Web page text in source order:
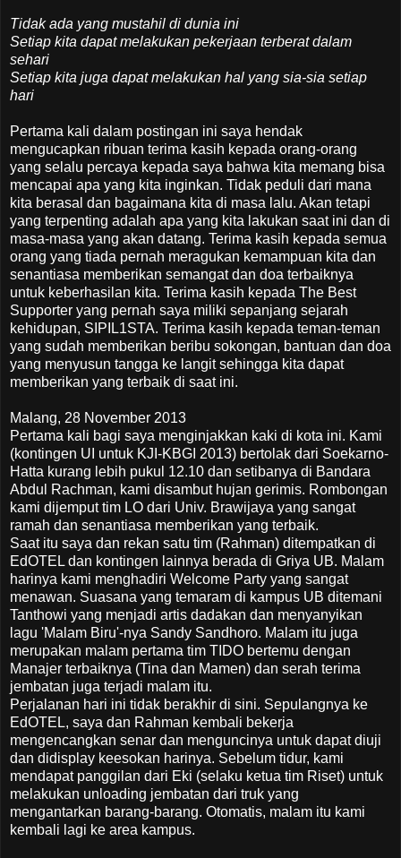
Tidak ada yang mustahil di dunia ini
Setiap kita dapat melakukan pekerjaan terberat dalam
sehari
Setiap kita juga dapat melakukan hal yang sia-sia setiap
hari
Pertama kali dalam postingan ini saya hendak
mengucapkan ribuan terima kasih kepada orang-orang
yang selalu percaya kepada saya bahwa kita memang bisa
mencapai apa yang kita inginkan. Tidak peduli dari mana
kita berasal dan bagaimana kita di masa lalu. Akan tetapi
yang terpenting adalah apa yang kita lakukan saat ini dan di
masa-masa yang akan datang. Terima kasih kepada semua
orang yang tiada pernah meragukan kemampuan kita dan
senantiasa memberikan semangat dan doa terbaiknya
untuk keberhasilan kita. Terima kasih kepada The Best
Supporter yang pernah saya miliki sepanjang sejarah
kehidupan, SIPIL1STA. Terima kasih kepada teman-teman
yang sudah memberikan beribu sokongan, bantuan dan doa
yang menyusun tangga ke langit sehingga kita dapat
memberikan yang terbaik di saat ini.
Malang, 28 November 2013
Pertama kali bagi saya menginjakkan kaki di kota ini. Kami
(kontingen UI untuk KJI-KBGI 2013) bertolak dari Soekarno-
Hatta kurang lebih pukul 12.10 dan setibanya di Bandara
Abdul Rachman, kami disambut hujan gerimis. Rombongan
kami dijemput tim LO dari Univ. Brawijaya yang sangat
ramah dan senantiasa memberikan yang terbaik.
Saat itu saya dan rekan satu tim (Rahman) ditempatkan di
EdOTEL dan kontingen lainnya berada di Griya UB. Malam
harinya kami menghadiri Welcome Party yang sangat
menawan. Suasana yang temaram di kampus UB ditemani
Tanthowi yang menjadi artis dadakan dan menyanyikan
lagu 'Malam Biru'-nya Sandy Sandhoro. Malam itu juga
merupakan malam pertama tim TIDO bertemu dengan
Manajer terbaiknya (Tina dan Mamen) dan serah terima
jembatan juga terjadi malam itu.
Perjalanan hari ini tidak berakhir di sini. Sepulangnya ke
EdOTEL, saya dan Rahman kembali bekerja
mengencangkan senar dan menguncinya untuk dapat diuji
dan didisplay keesokan harinya. Sebelum tidur, kami
mendapat panggilan dari Eki (selaku ketua tim Riset) untuk
melakukan unloading jembatan dari truk yang
mengantarkan barang-barang. Otomatis, malam itu kami
kembali lagi ke area kampus.